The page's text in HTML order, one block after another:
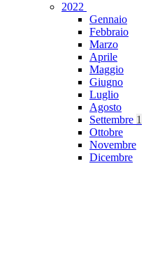
2022
Gennaio
Febbraio
Marzo
Aprile
Maggio
Giugno
Luglio
Agosto
Settembre 1
Ottobre
Novembre
Dicembre